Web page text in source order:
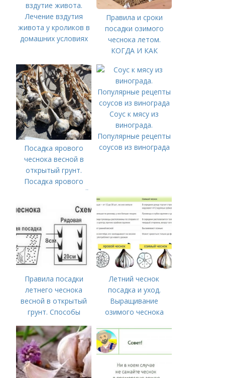
вздутие живота.
Лечение вздутия
живота у кроликов в
домашних условиях
Правила и сроки
посадки озимого
чеснока летом.
КОГДА И КАК
ПОСАДИТЬ ОЗИМЫЙ
ЧЕСНОК
Посадка ярового
чеснока весной в
открытый грунт.
Посадка ярового
чеснока в открытый
Соус к мясу из
винограда.
Популярные рецепты
соусов из винограда
Правила посадки
летнего чеснока
весной в открытый
грунт. Способы
Летний чеснок
посадка и уход.
Выращивание
озимого чеснока